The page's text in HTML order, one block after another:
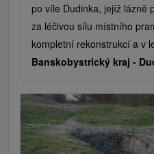
po víle Dudinka, jejíž lázně
za léčivou sílu místního
kompletní rekonstrukcí a v
Banskobystrický kraj -